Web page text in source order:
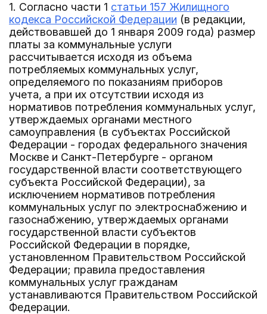
1. Согласно части 1 статьи 157 Жилищного
кодекса Российской Федерации (в редакции,
действовавшей до 1 января 2009 года) размер
платы за коммунальные услуги
рассчитывается исходя из объема
потребляемых коммунальных услуг,
определяемого по показаниям приборов
учета, а при их отсутствии исходя из
нормативов потребления коммунальных услуг,
утверждаемых органами местного
самоуправления (в субъектах Российской
Федерации - городах федерального значения
Москве и Санкт-Петербурге - органом
государственной власти соответствующего
субъекта Российской Федерации), за
исключением нормативов потребления
коммунальных услуг по электроснабжению и
газоснабжению, утверждаемых органами
государственной власти субъектов
Российской Федерации в порядке,
установленном Правительством Российской
Федерации; правила предоставления
коммунальных услуг гражданам
устанавливаются Правительством Российской
Федерации.